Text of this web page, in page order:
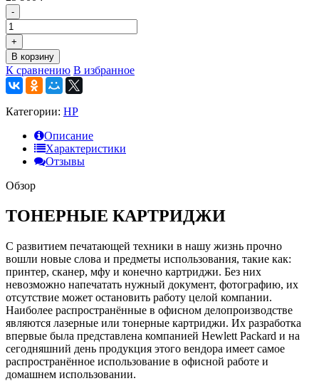
-
+
В корзину
К сравнению В избранное
Категории: HP
Описание
Характеристики
Отзывы
Обзор
ТОНЕРНЫЕ КАРТРИДЖИ
С развитием печатающей техники в нашу жизнь прочно
вошли новые слова и предметы использования, такие как:
принтер, сканер, мфу и конечно картриджи. Без них
невозможно напечатать нужный документ, фотографию, их
отсутствие может остановить работу целой компании.
Наиболее распространённые в офисном делопроизводстве
являются лазерные или тонерные картриджи. Их разработка
впервые была представлена компанией Hewlett Packard и на
сегодняшний день продукция этого вендора имеет самое
распространённое использование в офисной работе и
домашнем использовании.